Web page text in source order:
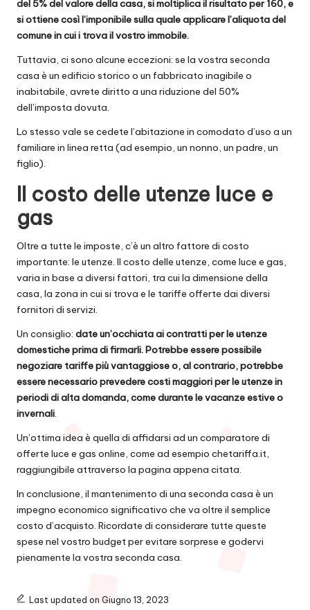
del 5% del valore della casa, si moltiplica il risultato per 160, e
si ottiene così l’imponibile sulla quale applicare l’aliquota del
comune in cui i trova il vostro immobile.
Tuttavia, ci sono alcune eccezioni: se la vostra seconda
casa è un edificio storico o un fabbricato inagibile o
inabitabile, avrete diritto a una riduzione del 50%
dell’imposta dovuta.
Lo stesso vale se cedete l’abitazione in comodato d’uso a un
familiare in linea retta (ad esempio, un nonno, un padre, un
figlio).
Il costo delle utenze luce e
gas
Oltre a tutte le imposte, c’è un altro fattore di costo
importante: le utenze. Il costo delle utenze, come luce e gas,
varia in base a diversi fattori, tra cui la dimensione della
casa, la zona in cui si trova e le tariffe offerte dai diversi
fornitori di servizi.
Un consiglio: date un’occhiata ai contratti per le utenze
domestiche prima di firmarli. Potrebbe essere possibile
negoziare tariffe più vantaggiose o, al contrario, potrebbe
essere necessario prevedere costi maggiori per le utenze in
periodi di alta domanda, come durante le vacanze estive o
invernali.
Un’ottima idea è quella di affidarsi ad un comparatore di
offerte luce e gas online, come ad esempio chetariffa.it,
raggiungibile attraverso la pagina appena citata.
In conclusione, il mantenimento di una seconda casa è un
impegno economico significativo che va oltre il semplice
costo d’acquisto. Ricordate di considerare tutte queste
spese nel vostro budget per evitare sorprese e godervi
pienamente la vostra seconda casa.
Last updated on Giugno 13, 2023